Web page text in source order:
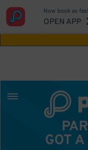
Aw Shucks!
Now book as
OPEN APP
GOT